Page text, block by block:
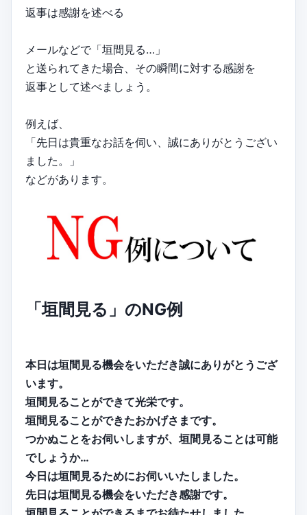
返事は感謝を述べる
メールなどで「垣間見る…」
と送られてきた場合、その瞬間に対する感謝を
返事として述べましょう。
例えば、
「先日は貴重なお話を伺い、誠にありがとうござい
ました。」
などがあります。
「垣間見る」のNG例
本日は垣間見る機会をいただき誠にありがとうござ
います。
垣間見ることができて光栄です。
垣間見ることができたおかげさまです。
つかぬことをお伺いしますが、垣間見ることは可能
でしょうか…
今日は垣間見るためにお伺いいたしました。
先日は垣間見る機会をいただき感謝です。